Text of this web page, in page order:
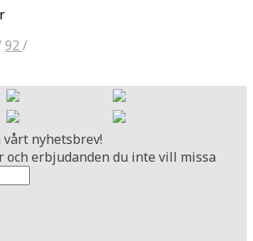
92/
nyhetsbrev!
och erbjudanden du inte vill missa